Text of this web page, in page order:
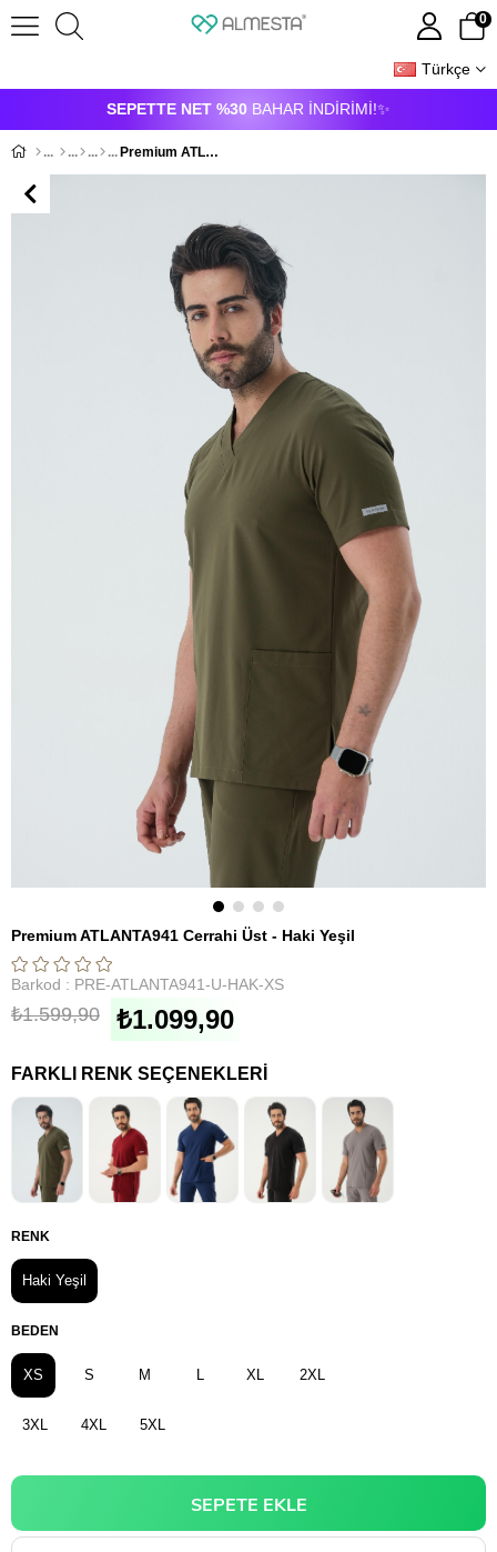
SEPETTE NET %30 BAHAR İNDİRİMİ!✨
Türkçe
0
ÜYE GIRIŞI ÜYE OL
Premium ATLANTA941 Cerrahi Üst - Haki Yeşil
Premium ATLANTA941 Cerrahi Üst - Haki Yeşil
Barkod : PRE-ATLANTA941-U-HAK-XS
₺1.599,90 ₺1.099,90
FARKLI RENK SEÇENEKLERI
RENK
Haki Yeşil
BEDEN
XS S M L XL 2XL
3XL 4XL 5XL